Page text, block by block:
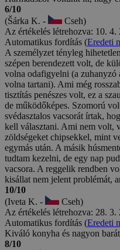
6/10
(Šárka K. -
Cseh)
Az értékelés létrehozva: 10. 4.
Automatikus fordítás (Eredeti
A személyzet tényleg
szépen berendezett volt, de
volna odafigyelni (a zuhanyzó
volna tartani). Ami még
tisztítás penészes volt, ez a
de működőképes. Szomorú
svédasztalos vacsorát írtak,
kell választani. Ami nem volt,
zöldségeket chipsekkel, mint
egymás után. A másik
tudtam kezelni, de egy nap
vacsora. A reggelik rendben
kisállat nem jelent problémát,
10/10
(Iveta K. -
Cseh)
Az értékelés létrehozva: 28. 3.
Automatikus fordítás (Eredeti
Kiváló konyha és nagyon
8/10